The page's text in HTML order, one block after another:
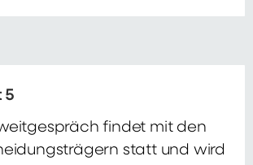
5
findet mit den
statt und wird